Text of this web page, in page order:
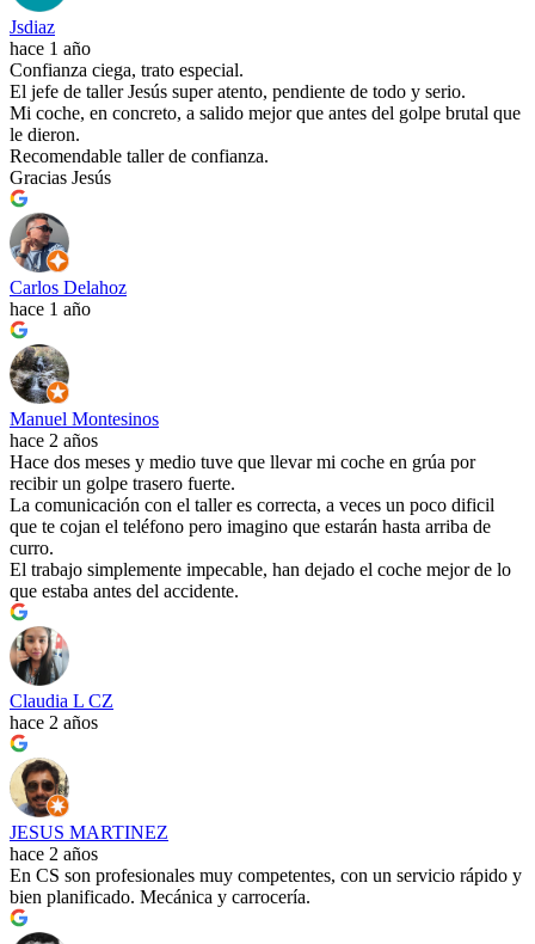
Jsdiaz
hace 1 año
Confianza ciega, trato especial.
El jefe de taller Jesús super atento, pendiente de todo y serio.
Mi coche, en concreto, a salido mejor que antes del golpe brutal que
le dieron.
Recomendable taller de confianza.
Gracias Jesús
Carlos Delahoz
hace 1 año
Manuel Montesinos
hace 2 años
Hace dos meses y medio tuve que llevar mi coche en grúa por
recibir un golpe trasero fuerte.
La comunicación con el taller es correcta, a veces un poco dificil
que te cojan el teléfono pero imagino que estarán hasta arriba de
curro.
El trabajo simplemente impecable, han dejado el coche mejor de lo
que estaba antes del accidente.
Claudia L CZ
hace 2 años
JESUS MARTINEZ
hace 2 años
En CS son profesionales muy competentes, con un servicio rápido y
bien planificado. Mecánica y carrocería.